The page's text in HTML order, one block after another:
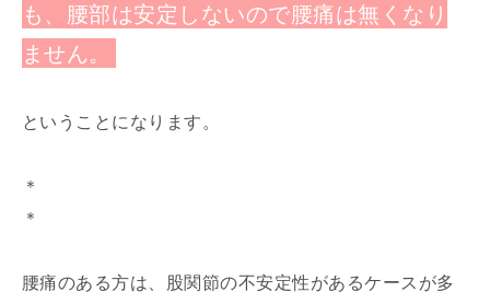
も、腰部は安定しないので腰痛は無くなり
ません。
ということになります。
＊
＊
腰痛のある方は、 股関節の不安定性があるケースが多